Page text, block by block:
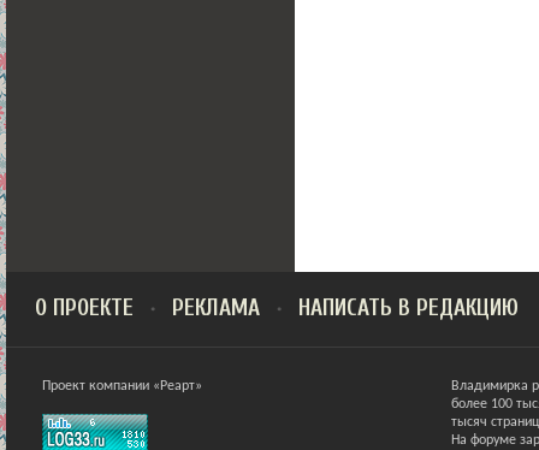
О ПРОЕКТЕ РЕКЛАМА НАПИСАТЬ В РЕДАКЦИЮ
Проект компании «Реарт»
Владимирка
более 100
тысяч
На форуме